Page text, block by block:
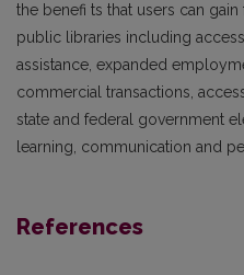
the benefi ts that users can gain
public libraries including
assistance, expanded
commercial transactions,
state and federal government
learning, communication and
References